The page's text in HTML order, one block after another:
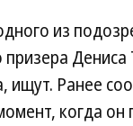
из
Ранее
когда